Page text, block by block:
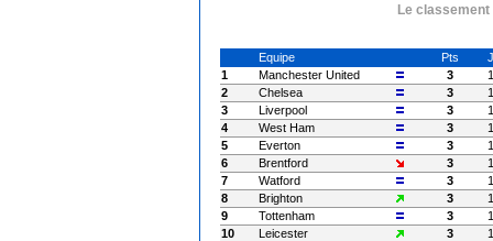
Le classement
Equipe Pts
J
1
Manchester United 3
1
2
Chelsea 3
1
3
Liverpool 3
1
4
West Ham 3
1
5
Everton 3
1
6
Brentford 3
1
7
Watford 3
1
8
Brighton 3
1
9
Tottenham 3
1
10
Leicester 3
1